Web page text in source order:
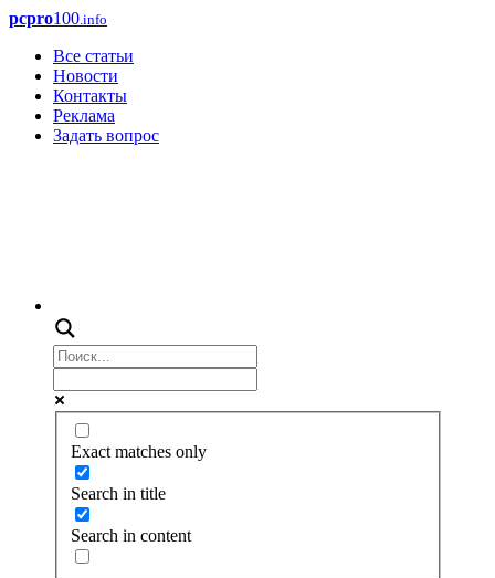
pcpro100.info
Все статьи
Новости
Контакты
Реклама
Задать вопрос
Exact matches only
Search in title
Search in content